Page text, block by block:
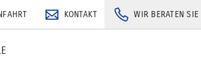
KONTAKT WIR BERATEN SIE